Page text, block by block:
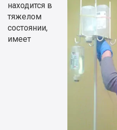
находится в
тяжелом
состоянии,
имеет